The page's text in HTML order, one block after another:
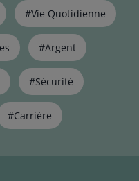
#Vie Quotidienne
#Argent
#Sécurité
#Carrière